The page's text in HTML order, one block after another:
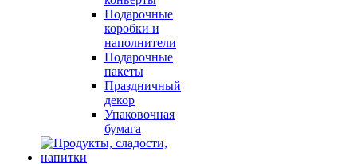
Подарочные
коробки и
наполнители
Подарочные
пакеты
Праздничный
декор
Упаковочная
бумага